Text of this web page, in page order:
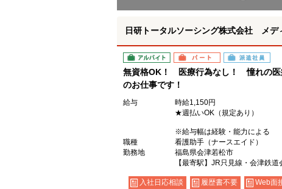
日研トータルソーシング株式会社 メデ
アルバイト パート 派遣社員
無資格OK！ 医療行為なし！ 憧れの医
のお仕事です！
給与
時給1,150円
★週払いOK（規定あり）
※給与幅は経験・能力による
職種
看護助手（ナースエイド）
勤務地
福島県会津若松市
【最寄駅】JR只見線・会津鉄
入社日応相談 履歴書不要 Web面